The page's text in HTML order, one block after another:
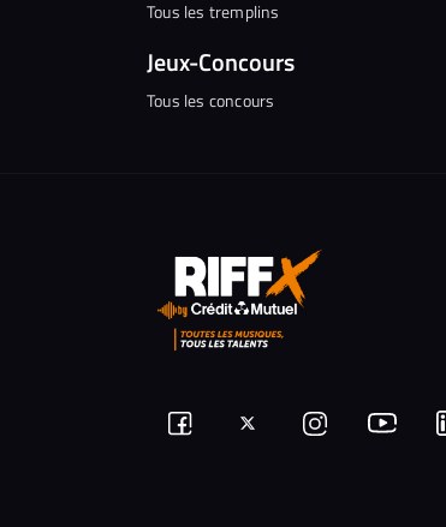
Tous les tremplins
Jeux-Concours
Tous les concours
Suivez-Suivez-Nous
Nous